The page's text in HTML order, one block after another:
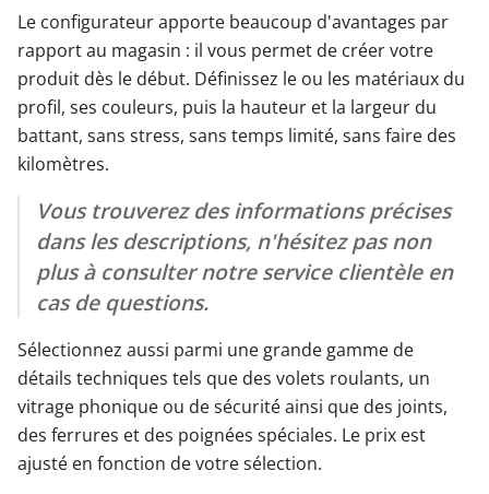
Le configurateur apporte beaucoup d'avantages par
rapport au magasin : il vous permet de créer votre
produit dès le début. Définissez le ou les matériaux du
profil, ses couleurs, puis la hauteur et la largeur du
battant, sans stress, sans temps limité, sans faire des
kilomètres.
Vous trouverez des informations précises
dans les descriptions, n'hésitez pas non
plus à consulter notre service clientèle en
cas de questions.
Sélectionnez aussi parmi une grande gamme de
détails techniques tels que des volets roulants, un
vitrage phonique ou de sécurité ainsi que des joints,
des ferrures et des poignées spéciales. Le prix est
ajusté en fonction de votre sélection.